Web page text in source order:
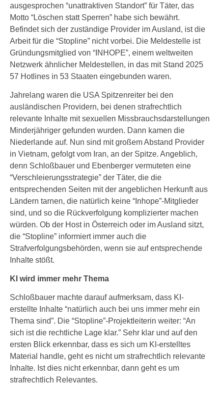
ausgesprochen “unattraktiven Standort” für Täter, das
Motto “Löschen statt Sperren” habe sich bewährt.
Befindet sich der zuständige Provider im Ausland, ist die
Arbeit für die “Stopline” nicht vorbei. Die Meldestelle ist
Gründungsmitglied von “INHOPE”, einem weltweiten
Netzwerk ähnlicher Meldestellen, in das mit Stand 2025
57 Hotlines in 53 Staaten eingebunden waren.
Jahrelang waren die USA Spitzenreiter bei den
ausländischen Providern, bei denen strafrechtlich
relevante Inhalte mit sexuellen Missbrauchsdarstellungen
Minderjähriger gefunden wurden. Dann kamen die
Niederlande auf. Nun sind mit großem Abstand Provider
in Vietnam, gefolgt vom Iran, an der Spitze. Angeblich,
denn Schloßbauer und Ebenberger vermuteten eine
“Verschleierungsstrategie” der Täter, die die
entsprechenden Seiten mit der angeblichen Herkunft aus
Ländern tarnen, die natürlich keine “Inhope”-Mitglieder
sind, und so die Rückverfolgung komplizierter machen
würden. Ob der Host in Österreich oder im Ausland sitzt,
die “Stopline” informiert immer auch die
Strafverfolgungsbehörden, wenn sie auf entsprechende
Inhalte stößt.
KI wird immer mehr Thema
Schloßbauer machte darauf aufmerksam, dass KI-
erstellte Inhalte “natürlich auch bei uns immer mehr ein
Thema sind”. Die “Stopline”-Projektleiterin weiter: “An
sich ist die rechtliche Lage klar.” Sehr klar und auf den
ersten Blick erkennbar, dass es sich um KI-erstelltes
Material handle, geht es nicht um strafrechtlich relevante
Inhalte. Ist dies nicht erkennbar, dann geht es um
strafrechtlich Relevantes.